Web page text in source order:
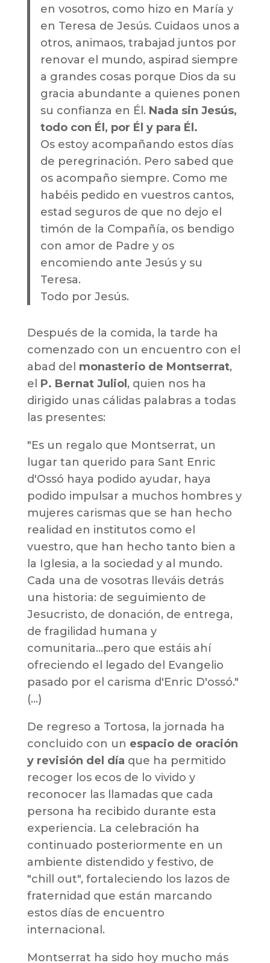
en vosotros, como hizo en María y
en Teresa de Jesús. Cuidaos unos a
otros, animaos, trabajad juntos por
renovar el mundo, aspirad siempre
a grandes cosas porque Dios da su
gracia abundante a quienes ponen
su confianza en Él. Nada sin Jesús,
todo con Él, por Él y para Él.
Os estoy acompañando estos días
de peregrinación. Pero sabed que
os acompaño siempre. Como me
habéis pedido en vuestros cantos,
estad seguros de que no dejo el
timón de la Compañía, os bendigo
con amor de Padre y os
encomiendo ante Jesús y su
Teresa.
Todo por Jesús.
Después de la comida, la tarde ha
comenzado con un encuentro con el
abad del monasterio de Montserrat,
el P. Bernat Juliol, quien nos ha
dirigido unas cálidas palabras a todas
las presentes:
"Es un regalo que Montserrat, un
lugar tan querido para Sant Enric
d'Ossó haya podido ayudar, haya
podido impulsar a muchos hombres y
mujeres carismas que se han hecho
realidad en institutos como el
vuestro, que han hecho tanto bien a
la Iglesia, a la sociedad y al mundo.
Cada una de vosotras lleváis detrás
una historia: de seguimiento de
Jesucristo, de donación, de entrega,
de fragilidad humana y
comunitaria...pero que estáis ahí
ofreciendo el legado del Evangelio
pasado por el carisma d'Enric D'ossó."
(...)
De regreso a Tortosa, la jornada ha
concluido con un espacio de oración
y revisión del día que ha permitido
recoger los ecos de lo vivido y
reconocer las llamadas que cada
persona ha recibido durante esta
experiencia. La celebración ha
continuado posteriormente en un
ambiente distendido y festivo, de
"chill out", fortaleciendo los lazos de
fraternidad que están marcando
estos días de encuentro
internacional.
Montserrat ha sido hoy mucho más